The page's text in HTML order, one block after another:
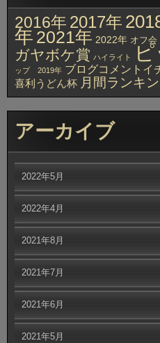
2016年 2017年
年 2021年 2022年 オフ会
ガヤボケ賞 ハイライト
ップ 2019年 ブログコメントイ
喜利うどん杯 月間ランキ
アーカイブ
2022年5月
2022年4月
2021年8月
2021年7月
2021年6月
2021年5月